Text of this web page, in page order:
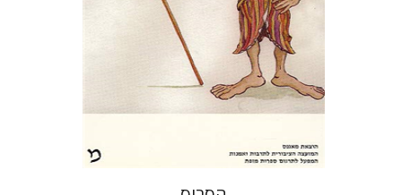
הנחת אתר ספר מודפס
$23
$21